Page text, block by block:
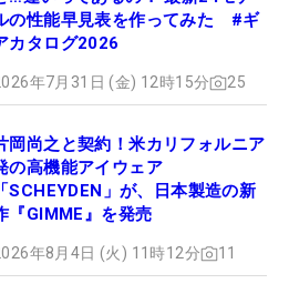
の性能早見表を作ってみた #ギ
カタログ2026
年7月31日 (金) 12時15分 25
岡尚之と契約！米カリフォルニア
の高機能アイウェア
「SCHEYDEN」が、日本製造の新
『GIMME』を発売
年8月4日 (火) 11時12分 11